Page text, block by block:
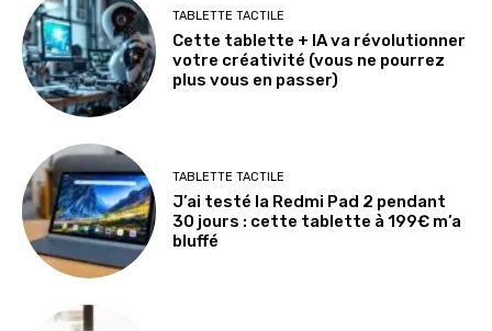
TABLETTE TACTILE
Cette tablette + IA va révolutionner
votre créativité (vous ne pourrez
plus vous en passer)
TABLETTE TACTILE
J’ai testé la Redmi Pad 2 pendant
30 jours : cette tablette à 199€ m’a
bluffé